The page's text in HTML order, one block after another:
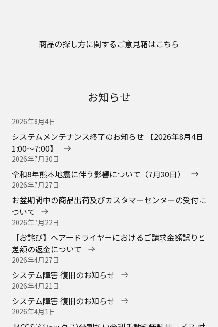
商品の探し方に関するご意見箱はこちら
お知らせ
2026年8月4日
システムメンテナンス終了のお知らせ 【2026年8月4日
1:00～7:00】
2026年7月30日
令和8年熊本地震に伴う影響について（7月30日）
2026年7月27日
お盆期間中の商品出荷及びカスタマーセンターの受付に
ついて
2026年7月22日
【お詫び】ヘアードライヤーにおけるご請求金額誤りと
差額の返金について
2026年4月27日
システム障害 復旧のお知らせ
2026年4月21日
システム障害 復旧のお知らせ
2026年4月1日